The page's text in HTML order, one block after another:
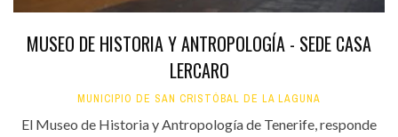
MUSEO DE HISTORIA Y ANTROPOLOGÍA - SEDE CASA
LERCARO
MUNICIPIO DE SAN CRISTÓBAL DE LA LAGUNA
El Museo de Historia y Antropología de Tenerife, responde